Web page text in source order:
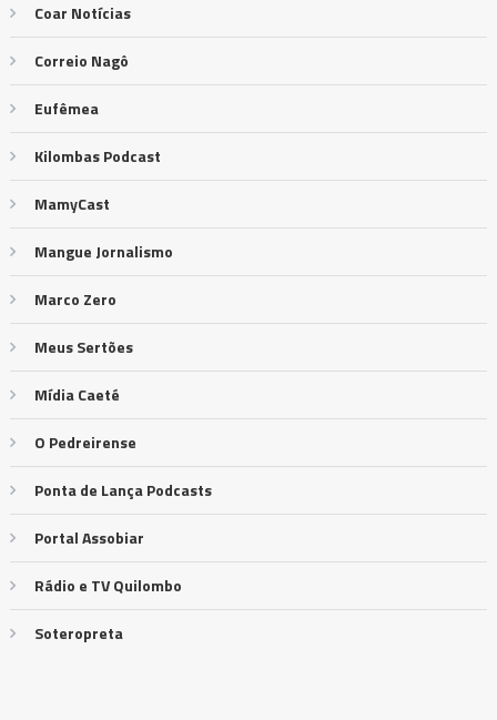
Coar Notícias
Correio Nagô
Eufêmea
Kilombas Podcast
MamyCast
Mangue Jornalismo
Marco Zero
Meus Sertões
Mídia Caeté
O Pedreirense
Ponta de Lança Podcasts
Portal Assobiar
Rádio e TV Quilombo
Soteropreta